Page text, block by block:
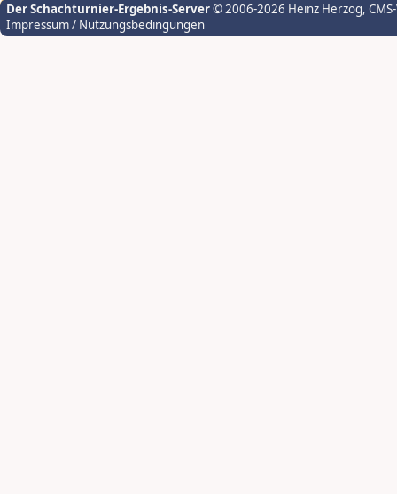
Der Schachturnier-Ergebnis-Server© 2006-2026 Heinz Herzog,
Impressum / Nutzungsbedingungen